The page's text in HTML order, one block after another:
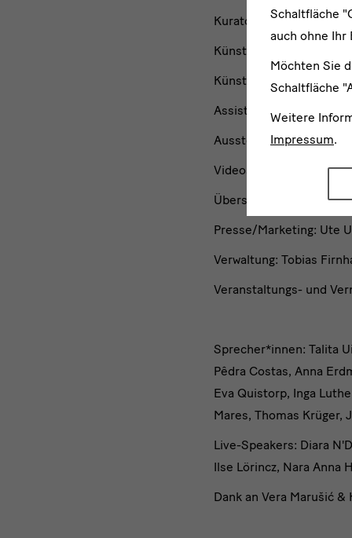
Kuratorin: Stefanie Bach
Künstlerin: Mathilde ter
Künstlerische-
Assistenz/Praktikantin:
Ausstellungsgrafik:
Videoschnitt:
Mieke
Übersetzung: Erik
Presse/Marketing: Ute
Verwaltung: Tobias
Veranstaltungs- und
Sprecher*innen: Talita
Pêdra Costas, Anna
Eva Quistorp, Inga
Mares, Thomas Krüger,
Live-Speakers: Diara
Ilse Lörincz, Nara Anna
Dank an Vera Marušić &
Schaltfläche
auch ohne Ihr
Möchten Sie
Schaltfläche
Weitere
Impressum.